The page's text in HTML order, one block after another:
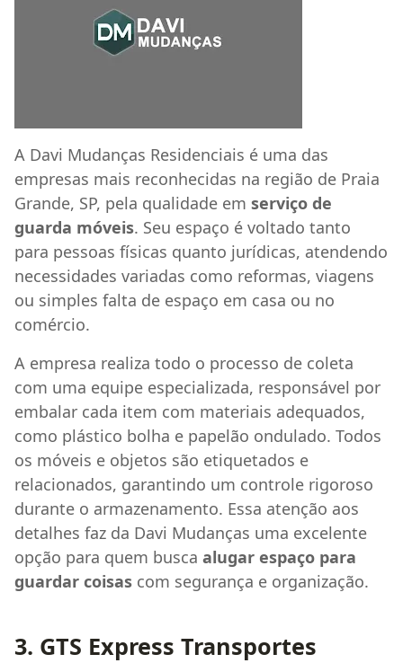
A Davi Mudanças Residenciais é uma das
empresas mais reconhecidas na região de Praia
Grande, SP, pela qualidade em serviço de
guarda móveis. Seu espaço é voltado tanto
para pessoas físicas quanto jurídicas, atendendo
necessidades variadas como reformas, viagens
ou simples falta de espaço em casa ou no
comércio.
A empresa realiza todo o processo de coleta
com uma equipe especializada, responsável por
embalar cada item com materiais adequados,
como plástico bolha e papelão ondulado. Todos
os móveis e objetos são etiquetados e
relacionados, garantindo um controle rigoroso
durante o armazenamento. Essa atenção aos
detalhes faz da Davi Mudanças uma excelente
opção para quem busca alugar espaço para
guardar coisas com segurança e organização.
3. GTS Express Transportes